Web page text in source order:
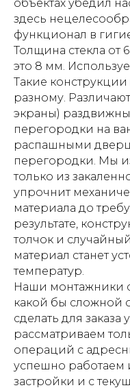
объектах убедил
здесь
функционал в
Толщина стекла от
это 8 мм.
Такие
разному.
экраны)
перегородки на
распашными
перегородки. Мы
только из
упрочнит
материала до
результате,
толчок и
материал станет
температур.
Наши монтажники
какой бы сложной
сделать для
рассматриваем
операций с
успешно работаем
застройки и с